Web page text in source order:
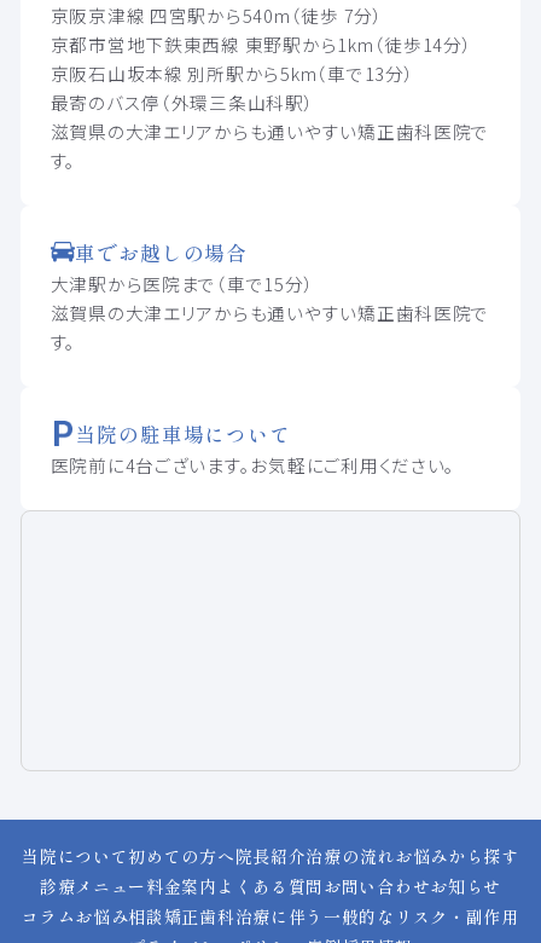
京阪京津線 四宮駅から540m（徒歩 7分）
京都市営地下鉄東西線 東野駅から1km（徒歩14分）
京阪石山坂本線 別所駅から5km（車で13分）
最寄のバス停（外環三条山科駅）
滋賀県の大津エリアからも通いやすい矯正歯科医院で
す。
車でお越しの場合
大津駅から医院まで（車で15分）
滋賀県の大津エリアからも通いやすい矯正歯科医院で
す。
当院の駐車場について
医院前に4台ございます。お気軽にご利用ください。
当院について初めての方へ院長紹介治療の流れお悩みから探す
診療メニュー料金案内 よくある質問お問い合わせお知らせ
コラムお悩み相談矯正歯科治療に伴う一般的なリスク・副作用